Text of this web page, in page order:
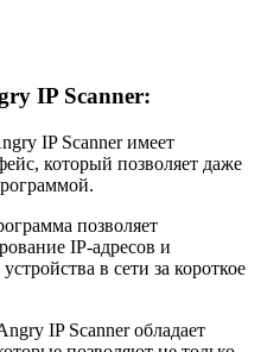
IP Scanner:
IP Scanner имеет
который позволяет даже
позволяет
IP-адресов и
в сети за короткое
IP Scanner обладает